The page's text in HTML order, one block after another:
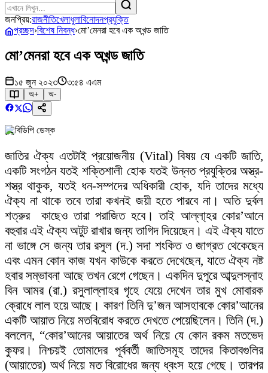
জনপ্রিয়:রাজনীতিখেলাধুলাবিনোদনপ্রযুক্তি
প্রচ্ছদ›বিশেষ নিবন্ধ›মো’মেনরা হবে এক অখন্ড জাতি
মো’মেনরা হবে এক অখন্ড জাতি
১৫ জুন ২০২৩ ৩:৫৪ এএম
অ+ অ-
বিডিপি ডেস্ক
জাতির ঐক্য এতটাই প্রয়োজনীয় (Vital) বিষয় যে একটি জাতি,
একটি সংগঠন যতই শক্তিশালী হোক যতই উন্নত প্রযুক্তির অস্ত্র-
শস্ত্র থাকুক, যতই ধন-সম্পদের অধিকারী হোক, যদি তাদের মধ্যে
ঐক্য না থাকে তবে তারা কখনই জয়ী হতে পারবে না। অতি দুর্বল
শত্রুর কাছেও তারা পরাজিত হবে। তাই আল্লা্হর কোর’আনে
বহুবার এই ঐক্য অটুট রাখার জন্য তাগিদ দিয়েছেন। এই ঐক্য যাতে
না ভাঙ্গে সে জন্য তার রসুল (দ.) সদা শংকিত ও জাগ্রত থেকেছেন
এবং এমন কোন কাজ যখন কাউকে করতে দেখেছেন, যাতে ঐক্য নষ্ট
হবার সম্ভাবনা আছে তখন রেগে গেছেন। একদিন দুপুরে আব্দুলস্নাহ
বিন আমর (রা.) রসুলাল্লাহর গৃহে যেয়ে দেখেন তার মুখ মোবারক
ক্রোধে লাল হয়ে আছে। কারণ তিনি দু’জন আসহাবকে কোর’আনের
একটি আয়াত নিয়ে মতবিরোধ করতে দেখতে পেয়েছিলেন। তিনি (দ.)
বললেন, “কোর’আনের আয়াতের অর্থ নিয়ে যে কোন রকম মতভেদ
কুফর। নিশ্চয়ই তোমাদের পূর্ববর্তী জাতিসমূহ তাদের কিতাবগুলির
(আয়াতের) অর্থ নিয়ে মত বিরোধের জন্য ধ্বংস হয়ে গেছে। তারপর